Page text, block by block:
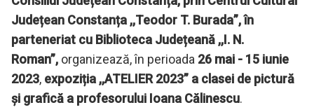
Județean Constanța ,,Teodor T. Burada”, în
parteneriat cu Biblioteca Județeană ,,I. N.
Roman”, organizează, în perioada 26 mai - 15 iunie
2023, expoziția ,,ATELIER 2023” a clasei de pictură
și grafică a profesorului Ioana Călinescu.